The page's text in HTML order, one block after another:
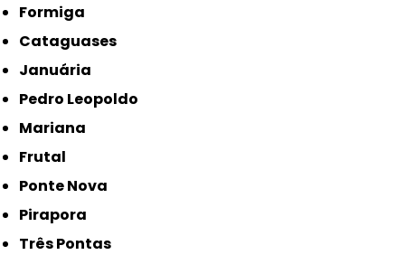
Formiga
Cataguases
Januária
Pedro Leopoldo
Mariana
Frutal
Ponte Nova
Pirapora
Três Pontas